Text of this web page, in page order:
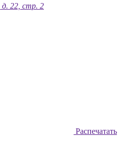
д. 22, стр. 2
Распечатать